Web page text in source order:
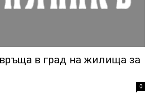
в град на жилища за
0